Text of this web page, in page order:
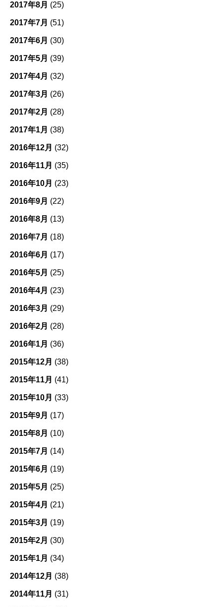
2017年8月 (25)
2017年7月 (51)
2017年6月 (30)
2017年5月 (39)
2017年4月 (32)
2017年3月 (26)
2017年2月 (28)
2017年1月 (38)
2016年12月 (32)
2016年11月 (35)
2016年10月 (23)
2016年9月 (22)
2016年8月 (13)
2016年7月 (18)
2016年6月 (17)
2016年5月 (25)
2016年4月 (23)
2016年3月 (29)
2016年2月 (28)
2016年1月 (36)
2015年12月 (38)
2015年11月 (41)
2015年10月 (33)
2015年9月 (17)
2015年8月 (10)
2015年7月 (14)
2015年6月 (19)
2015年5月 (25)
2015年4月 (21)
2015年3月 (19)
2015年2月 (30)
2015年1月 (34)
2014年12月 (38)
2014年11月 (31)